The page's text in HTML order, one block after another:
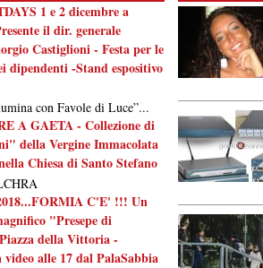
1 e 2 dicembre a
il dir. generale
Castiglioni - Festa per le
dipendenti -Stand espositivo
con Favole di Luce”...
A GAETA - Collezione di
della Vergine Immacolata
Chiesa di Santo Stefano
C'E' !!! Un
"Presepe di
della Vittoria -
alle 17 dal PalaSabbia